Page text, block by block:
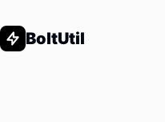
BoltUtil